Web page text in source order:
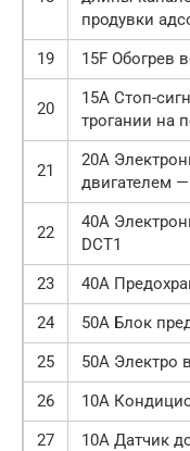
продувки
19
15F Обогрев
20
15A Стоп-
трогании на
21
20A
двигателем —
22
40A
DCT1
23
40A
24
50А Блок
25
50А Электро
26
10А
27
10А Датчик